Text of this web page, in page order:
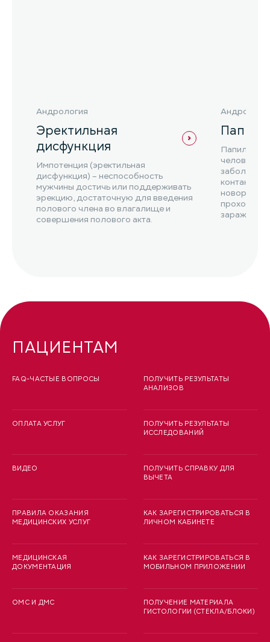
Андрология
Эректильная
дисфункция
Импотенция (эректильная
дисфункция) – неспособность
мужчины достичь или поддерживать
эрекцию, достаточную для введения
полового члена во влагалище и
совершения полового акта.
человека)
ПАЦИЕНТАМ
FAQ-ЧАСТЫЕ ВОПРОСЫ
ОПЛАТА УСЛУГ
ВИДЕО
ПРАВИЛА ОКАЗАНИЯ
МЕДИЦИНСКИХ УСЛУГ
МЕДИЦИНСКАЯ
ДОКУМЕНТАЦИЯ
ОМС И ДМС
ПОЛУЧИТЬ РЕЗУЛЬТАТЫ
АНАЛИЗОВ
ПОЛУЧИТЬ РЕЗУЛЬТАТЫ
ИССЛЕДОВАНИЙ
ПОЛУЧИТЬ СПРАВКУ ДЛЯ
ВЫЧЕТА
КАК ЗАРЕГИСТРИРОВАТЬСЯ В
ЛИЧНОМ КАБИНЕТЕ
КАК ЗАРЕГИСТРИРОВАТЬСЯ В
МОБИЛЬНОМ ПРИЛОЖЕНИИ
ПОЛУЧЕНИЕ МАТЕРИАЛА
ГИСТОЛОГИИ (СТЕКЛА/БЛОКИ)